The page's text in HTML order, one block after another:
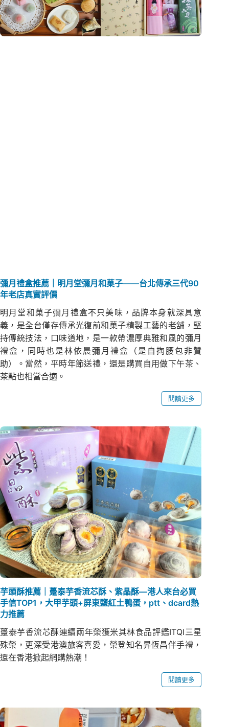
彌月禮盒推薦｜明月堂彌月和菓子——台北傳承三代90
年老店真實評價
明月堂和菓子彌月禮盒不只美味，品牌本身就深具意
義，是全台僅存傳承光復前和菓子精製工藝的老舖，堅
持傳統技法，口味道地，是一款帶濃厚典雅和風的彌月
禮盒，同時也是林依晨彌月禮盒（是自掏腰包非贊
助）。當然，平時年節送禮，還是購買自用做下午茶、
茶點也相當合適。
閱讀更多
芋頭酥推薦｜躉泰芋香流芯酥、紫晶酥—港人來台必買
手信TOP1，大甲芋頭+屏東鹽紅土鴨蛋，ptt、dcard熱
力推薦
躉泰芋香流芯酥連續兩年榮獲米其林食品評鑑ITQI三星
殊榮，更深受港澳旅客喜愛，榮登知名昇恆昌伴手禮，
還在香港掀起網購熱潮！
閱讀更多